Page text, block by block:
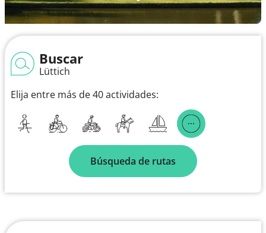
Buscar
Lüttich
Elija entre más de 40 actividades:
Búsqueda de rutas